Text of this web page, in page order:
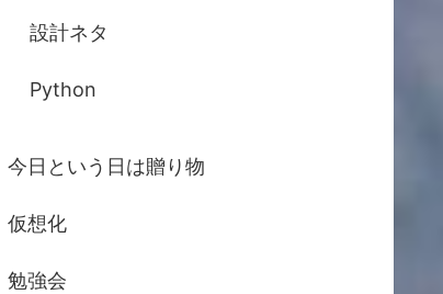
設計ネタ
Python
今日という日は贈り物
仮想化
勉強会